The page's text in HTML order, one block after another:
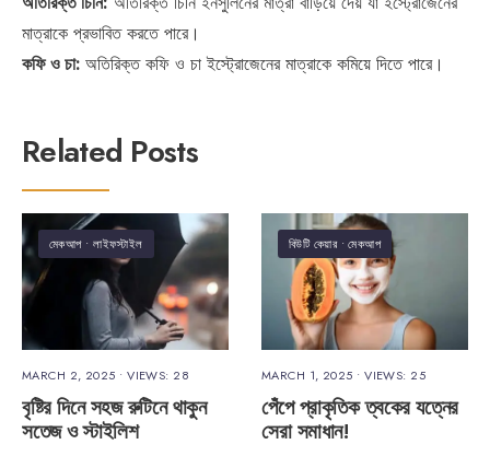
মাত্রাকে প্রভাবিত করতে পারে।
কফি ও চা: অতিরিক্ত কফি ও চা ইস্ট্রোজেনের মাত্রাকে কমিয়ে দিতে পারে।
Related Posts
মেকআপ•লাইফস্টাইল
MARCH 2, 2025 •VIEWS: 28
বৃষ্টির দিনে সহজ রুটিনে থাকুন
সতেজ ও স্টাইলিশ
বিউটি কেয়ার•মেকআপ
MARCH 1, 2025 •VIEWS: 25
পেঁপে প্রাকৃতিক ত্বকের যত্নের
সেরা সমাধান!